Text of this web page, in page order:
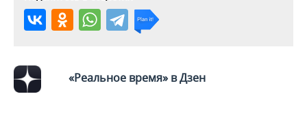
ХОККЕЙ С МЯЧОМ
ПРОИСШЕСТВИЯ
«Реальное время» в Дзен